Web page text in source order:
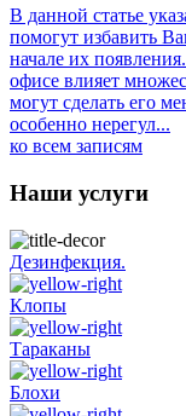
В данной статье
помогут избавить
начале их
офисе влияет
могут сделать его
особенно нерегул...
ко всем записям
Наши услуги
Дезинфекция.
Клопы
Тараканы
Блохи